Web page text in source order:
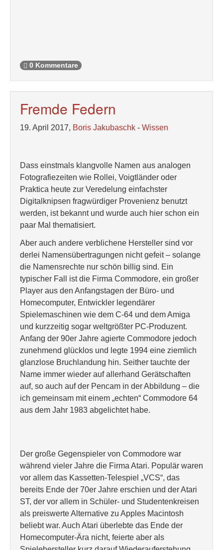
0 Kommentare
Fremde Federn
19. April 2017, Boris Jakubaschk - Wissen
Dass einstmals klangvolle Namen aus analogen
Fotografiezeiten wie Rollei, Voigtländer oder
Praktica heute zur Veredelung einfachster
Digitalknipsen fragwürdiger Provenienz benutzt
werden, ist bekannt und wurde auch hier schon ein
paar Mal thematisiert.
Aber auch andere verblichene Hersteller sind vor
derlei Namensübertragungen nicht gefeit – solange
die Namensrechte nur schön billig sind. Ein
typischer Fall ist die Firma Commodore, ein großer
Player aus den Anfangstagen der Büro- und
Homecomputer, Entwickler legendärer
Spielemaschinen wie dem C-64 und dem Amiga
und kurzzeitig sogar weltgrößter PC-Produzent.
Anfang der 90er Jahre agierte Commodore jedoch
zunehmend glücklos und legte 1994 eine ziemlich
glanzlose Bruchlandung hin. Seither tauchte der
Name immer wieder auf allerhand Gerätschaften
auf, so auch auf der Pencam in der Abbildung – die
ich gemeinsam mit einem „echten“ Commodore 64
aus dem Jahr 1983 abgelichtet habe.
Der große Gegenspieler von Commodore war
während vieler Jahre die Firma Atari. Populär waren
vor allem das Kassetten-Telespiel „VCS“, das
bereits Ende der 70er Jahre erschien und der Atari
ST, der vor allem in Schüler- und Studentenkreisen
als preiswerte Alternative zu Apples Macintosh
beliebt war. Auch Atari überlebte das Ende der
Homecomputer-Ära nicht, feierte aber als